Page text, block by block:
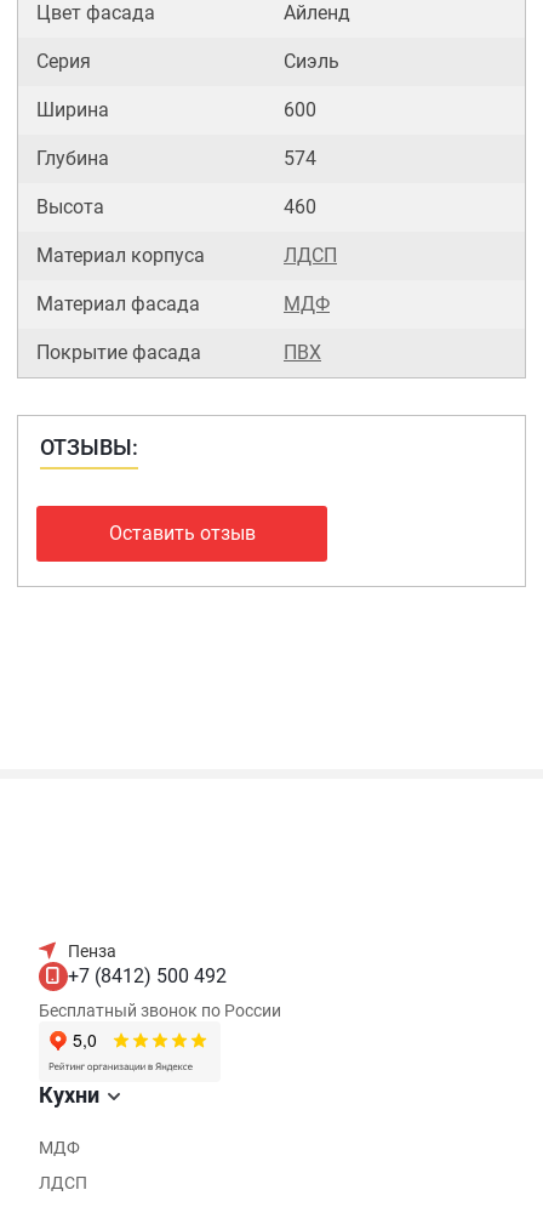
Цвет фасада Айленд
Серия Сиэль
Ширина 600
Глубина 574
Высота 460
Материал корпуса ЛДСП
Материал фасада МДФ
Покрытие фасада ПВХ
ОТЗЫВЫ:
Оставить отзыв
Пенза
+7 (8412) 500 492
Бесплатный звонок по России
Кухни
МДФ
ЛДСП